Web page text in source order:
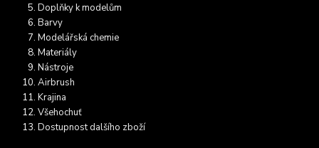
Doplňky k modelům
Barvy
Modelářská chemie
Materiály
Nástroje
Airbrush
Krajina
Všehochuť
Dostupnost dalšího zboží